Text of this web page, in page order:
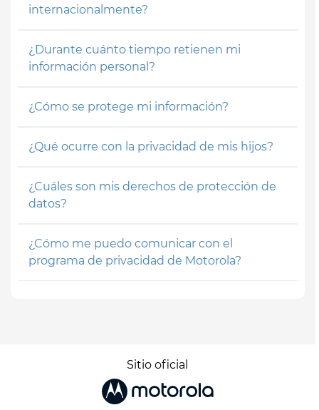
internacionalmente?
¿Durante cuánto tiempo retienen mi
información personal?
¿Cómo se protege mi información?
¿Qué ocurre con la privacidad de mis hijos?
¿Cuáles son mis derechos de protección de
datos?
¿Cómo me puedo comunicar con el
programa de privacidad de Motorola?
Sitio oficial